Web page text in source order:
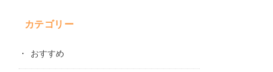
カテゴリー
おすすめ